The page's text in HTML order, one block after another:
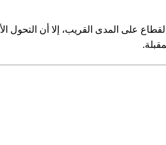
على المدى القريب، إلا أن التحول